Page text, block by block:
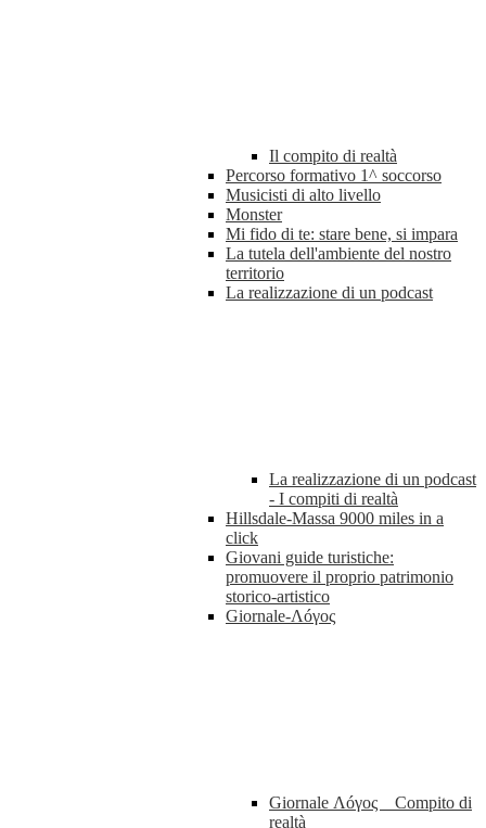
Il compito di realtà
Percorso formativo 1^ soccorso
Musicisti di alto livello
Monster
Mi fido di te: stare bene, si impara
La tutela dell'ambiente del nostro
territorio
La realizzazione di un podcast
La realizzazione di un podcast
- I compiti di realtà
Hillsdale-Massa 9000 miles in a
click
Giovani guide turistiche:
promuovere il proprio patrimonio
storico-artistico
Giornale-Λóγος
Giornale Λóγος _ Compito di
realtà